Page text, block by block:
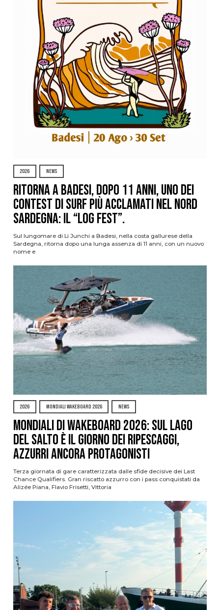
2026 NEWS
Ritorna a Badesi, dopo 11 anni, uno dei
contest di surf più acclamati nel nord
Sardegna: il “Log Fest”.
Sul lungomare di Li Junchi a Badesi, nella costa gallurese della
Sardegna, ritorna dopo una lunga assenza di 11 anni, con un nuovo
nome e
2026 MONDIALI WAKEBOARD 2026 NEWS
Mondiali di Wakeboard 2026: sul Lago
del Salto è il giorno dei ripescaggi,
azzurri ancora protagonisti
Terza giornata di gare caratterizzata dalle sfide decisive dei Last
Chance Qualifiers. Gran riscatto azzurro con i pass conquistati da
Alizée Piana, Flavio Frisetti, Vittoria